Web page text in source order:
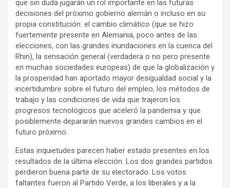
que sin duda jugarán un rol importante en las futuras
decisiones del próximo gobierno alemán o incluso en su
propia constitución: el cambio climático (que se hizo
fuertemente presente en Alemania, poco antes de las
elecciones, con las grandes inundaciones en la cuenca del
Rhin), la sensación general (verdadera o no pero presente
en muchas sociedades europeas) de que la globalización y
la prosperidad han aportado mayor desigualdad social y la
incertidumbre sobre el futuro del empleo, los métodos de
trabajo y las condiciones de vida que trajeron los
progresos tecnológicos que aceleró la pandemia y que
posiblemente depararán nuevos grandes cambios en el
futuro próximo.
Estas inquietudes parecen haber estado presentes en los
resultados de la última elección. Los dos grandes partidos
perdieron buena parte de su electorado. Los votos
faltantes fueron al Partido Verde, a los liberales y a la